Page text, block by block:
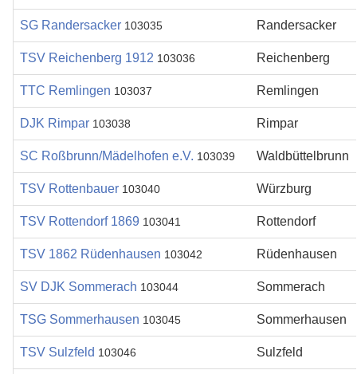
SG Randersacker 103035 Randersacker
TSV Reichenberg 1912 103036 Reichenberg
TTC Remlingen 103037 Remlingen
DJK Rimpar 103038 Rimpar
SC Roßbrunn/Mädelhofen e.V. 103039 Waldbüttelbrunn
TSV Rottenbauer 103040 Würzburg
TSV Rottendorf 1869 103041 Rottendorf
TSV 1862 Rüdenhausen 103042 Rüdenhausen
SV DJK Sommerach 103044 Sommerach
TSG Sommerhausen 103045 Sommerhausen
TSV Sulzfeld 103046 Sulzfeld